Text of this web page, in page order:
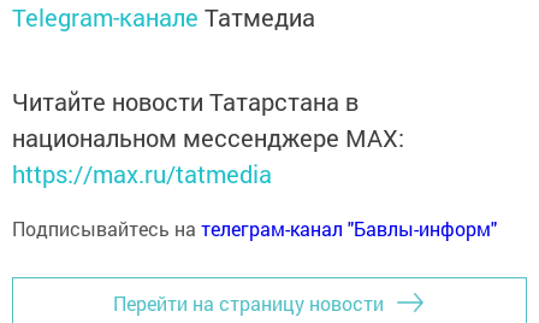
Telegram-канале Татмедиа
Читайте новости Татарстана в
национальном мессенджере MАХ:
https://max.ru/tatmedia
Подписывайтесь на телеграм-канал "Бавлы-информ"
Перейти на страницу новости